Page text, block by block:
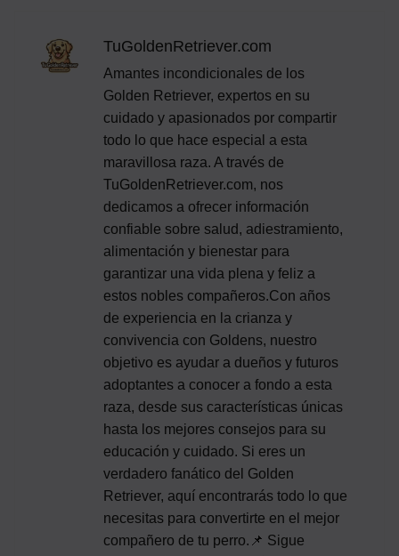
TuGoldenRetriever.com
Amantes incondicionales de los
Golden Retriever, expertos en su
cuidado y apasionados por compartir
todo lo que hace especial a esta
maravillosa raza. A través de
TuGoldenRetriever.com, nos
dedicamos a ofrecer información
confiable sobre salud, adiestramiento,
alimentación y bienestar para
garantizar una vida plena y feliz a
estos nobles compañeros.Con años
de experiencia en la crianza y
convivencia con Goldens, nuestro
objetivo es ayudar a dueños y futuros
adoptantes a conocer a fondo a esta
raza, desde sus características únicas
hasta los mejores consejos para su
educación y cuidado. Si eres un
verdadero fanático del Golden
Retriever, aquí encontrarás todo lo que
necesitas para convertirte en el mejor
compañero de tu perro.📌 Sigue